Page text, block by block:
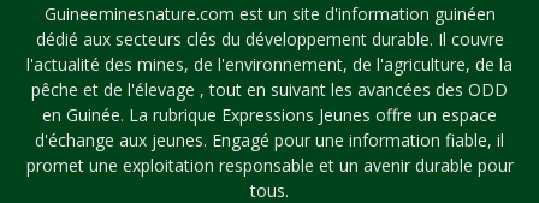
Guineeminesnature.com est un site d'information guinéen
dédié aux secteurs clés du développement durable. Il couvre
l'actualité des mines, de l'environnement, de l'agriculture, de la
pêche et de l'élevage , tout en suivant les avancées des ODD
en Guinée. La rubrique Expressions Jeunes offre un espace
d'échange aux jeunes. Engagé pour une information fiable, il
promet une exploitation responsable et un avenir durable pour
tous.